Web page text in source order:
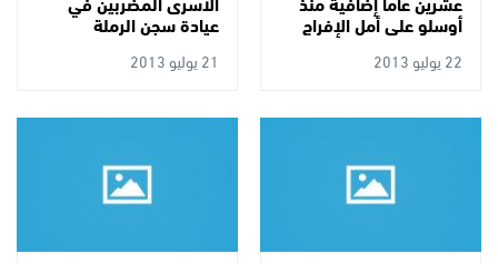
أوسلو على أمل الإفراج
22 يوليو 2013
عيادة سجن الرملة
21 يوليو 2013